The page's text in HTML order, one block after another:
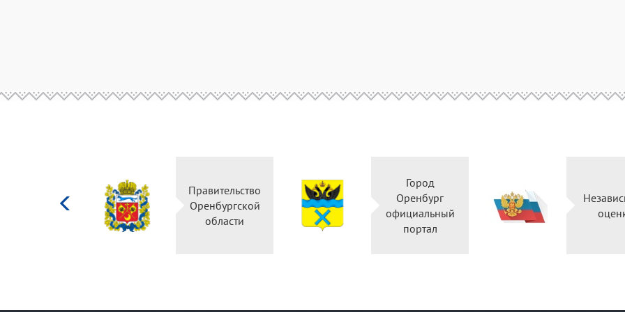
Министерство
культуры
Российской
федерации
Правительство
Оренбургской
области
Оренбург
официальный